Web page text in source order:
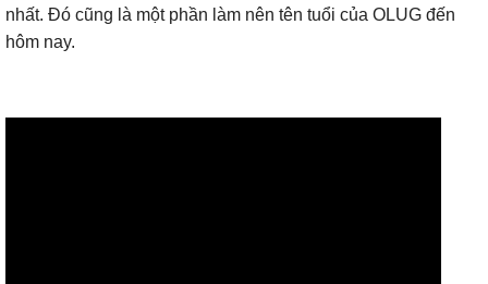
nhất. Đó cũng là một phần làm nên tên tuổi của OLUG đến
hôm nay.